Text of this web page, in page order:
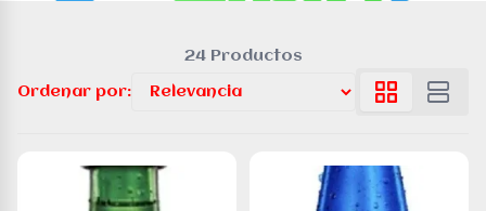
24 Productos
Ordenar por: